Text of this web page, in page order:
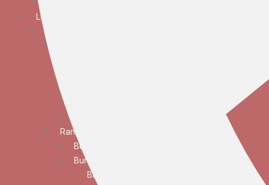
Lokasi
Rangkaian Bunga
Bunga Standing
Bunga Meja
Bunga Meja Anggrek